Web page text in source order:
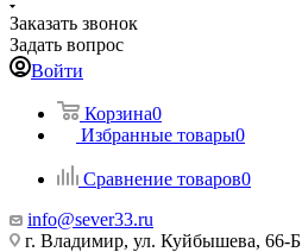
Заказать звонок
Задать вопрос
Войти
Корзина0
Избранные товары0
Сравнение товаров0
info@sever33.ru
г. Владимир, ул. Куйбышева, 66-Б